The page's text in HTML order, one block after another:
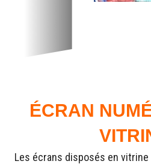
ÉCRAN
Les écrans disposés en